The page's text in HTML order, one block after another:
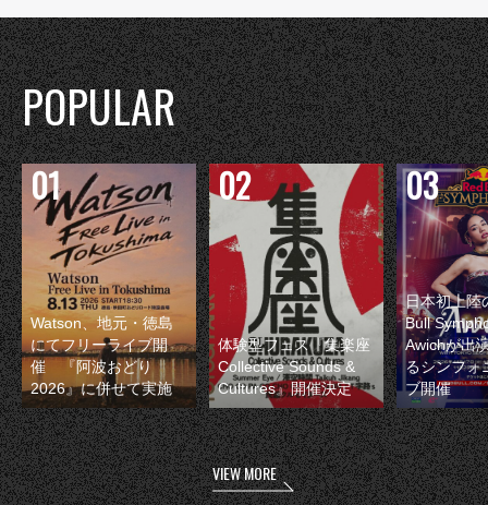
POPULAR
Watson、地元・徳島
にてフリーライブ開
催 『阿波おどり
2026』に併せて実施
体験型フェス『集楽座
Collective Sounds &
Cultures』開催決定
日本初上陸
Bull
Awichが出
るシンフォ
ブ開催
VIEW MORE